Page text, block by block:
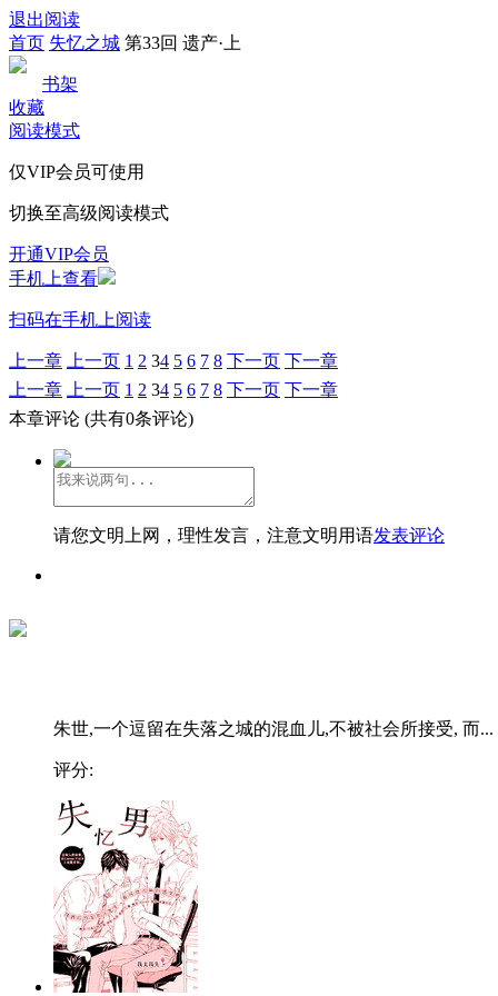
退出阅读
首页 失忆之城 第33回 遗产·上
书架
收藏
阅读模式
仅VIP会员可使用
切换至高级阅读模式
开通VIP会员
手机上查看
扫码在手机上阅读
上一章 上一页 1 2 34 5 6 7 8 下一页 下一章
上一章
上一页 1 2 34 5 6 7 8 下一页 下一章
本章评论 (共有0条评论)
请您文明上网，理性发言，注意文明用语发表评论
朱世,一个逗留在失落之城的混血儿,不被社会所接受, 而...
评分: